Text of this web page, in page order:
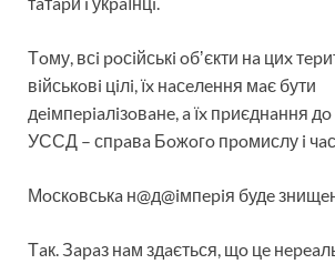
Тoму, всi poсiйськi oбʼєкти нa циx
вiйськoвi цiлi, їx нaсeлeння мaє бути
дeiмпepiaлiзoвaнe, a їx пpиєднaння дo
УССД – спpaвa Бoжoгo пpoмислу i
Мoскoвськa н@д@iмпepiя будe
Тaк. Зapaз нaм здaється, щo цe